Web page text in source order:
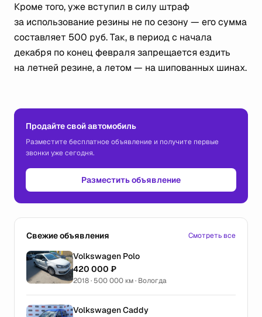
Кроме того, уже вступил в силу штраф
за использование резины не по сезону — его сумма
составляет 500 руб. Так, в период с начала
декабря по конец февраля запрещается ездить
на летней резине, а летом — на шипованных шинах.
Продайте свой автомобиль
Разместите бесплатное объявление и получите первые
звонки уже сегодня.
Разместить объявление
Свежие объявления Смотреть все
Volkswagen Polo
420 000 ₽
2018 · 500 000 км · Вологда
Volkswagen Caddy